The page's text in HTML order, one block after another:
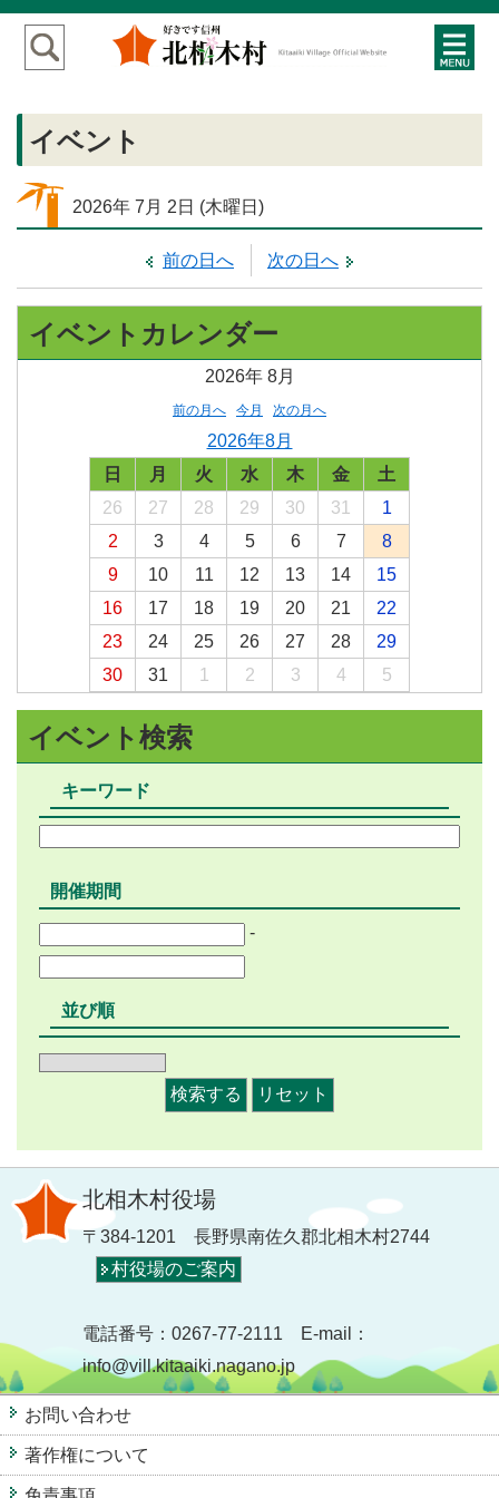
イベント
2026年 7月 2日 (木曜日 )
前の日へ 次の日へ
イベントカレンダー
2026年 8月
前の月へ 今月 次の月へ
2026年8月
日
月 火 水 木 金
土
26
27 28 29 30 31
1
2
3 4 5 6 7
8
9
10 11 12 13 14
15
16
17 18 19 20 21
22
23
24 25 26 27 28
29
30
31 1 2 3 4 5
イベント検索
キーワード
開催期間
-
並び順
北相木村役場
〒384-1201 長野県南佐久郡北相木村2744
村役場のご案内
電話番号：0267-77-2111 E-mail：
info@vill.kitaaiki.nagano.jp
お問い合わせ
著作権について